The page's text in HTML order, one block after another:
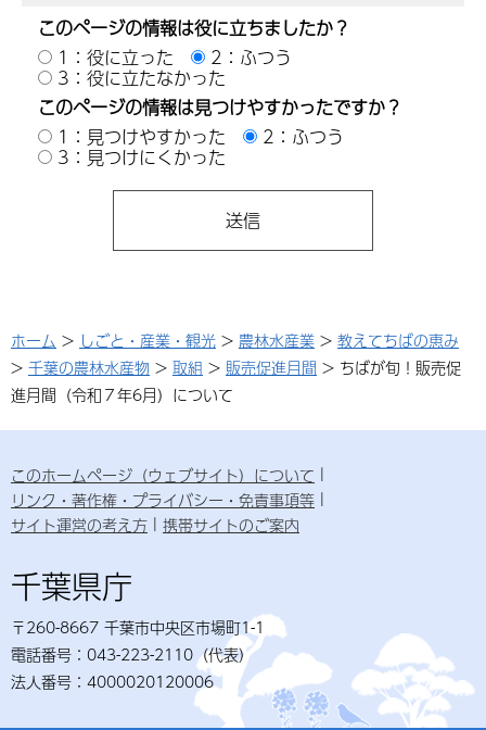
このページの情報は役に立ちましたか？
1：役に立った
2：ふつう
3：役に立たなかった
このページの情報は見つけやすかったですか？
1：見つけやすかった
2：ふつう
3：見つけにくかった
ホーム > しごと・産業・観光 > 農林水産業 > 教えてちばの恵み
> 千葉の農林水産物 > 取組 > 販売促進月間 > ちばが旬！販売促
進月間（令和７年6月）について
このホームページ（ウェブサイト）について
リンク・著作権・プライバシー・免責事項等
サイト運営の考え方
携帯サイトのご案内
千葉県庁
〒260-8667 千葉市中央区市場町1-1
電話番号：043-223-2110（代表）
法人番号：4000020120006